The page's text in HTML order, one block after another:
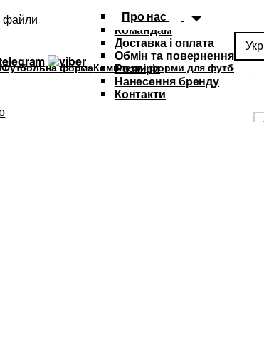
Про нас
Командам
Доставка і оплата
Обмін та повернення
Розміри
Нанесення бренду
Контакти
Укр
файли
Футбольна формаКомплекти форми для футболістів